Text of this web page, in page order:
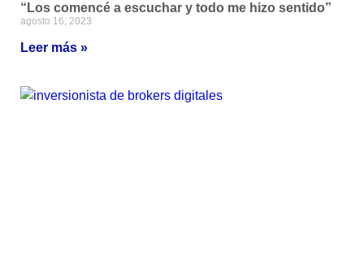
“Los comencé a escuchar y todo me hizo sentido”
agosto 16, 2023
Leer más »